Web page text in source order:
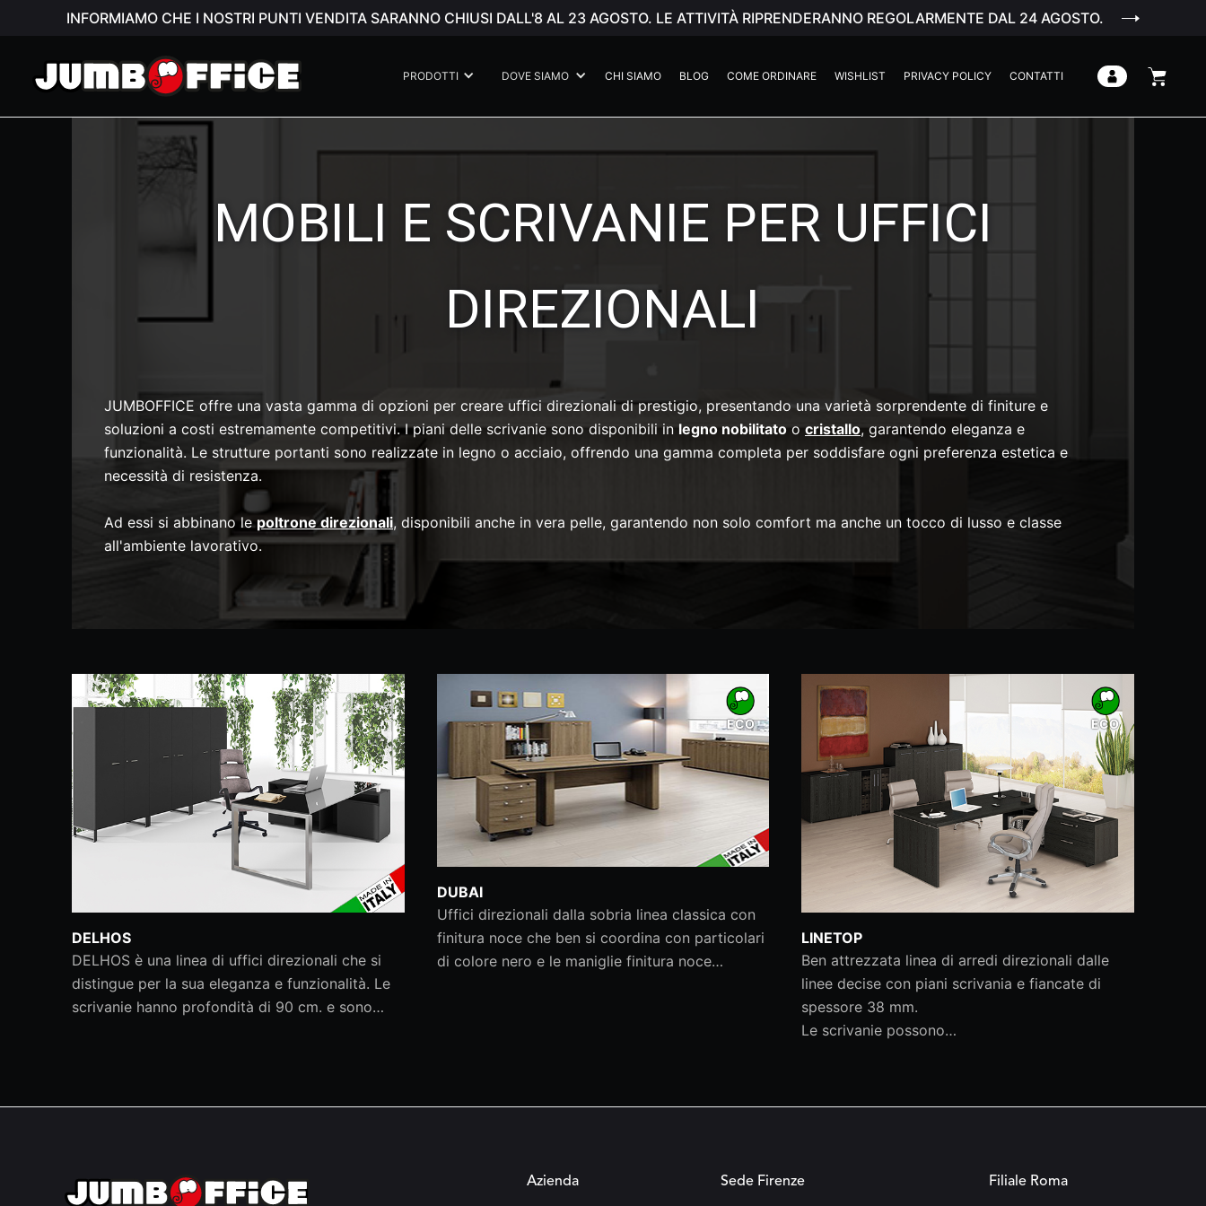
INFORMIAMO CHE I NOSTRI PUNTI VENDITA SARANNO CHIUSI DALL'8 AL 23 AGOSTO. LE ATTIVITÀ RIPRENDERANNO REGOLARMENTE DAL 24 AGOSTO.
PRODOTTI DOVE SIAMO CHI SIAMO BLOG COME ORDINARE WISHLIST PRIVACY POLICY CONTATTI
MOBILI E SCRIVANIE PER UFFICI
DIREZIONALI
JUMBOFFICE offre una vasta gamma di opzioni per creare uffici direzionali di prestigio, presentando una varietà sorprendente di finiture e
soluzioni a costi estremamente competitivi. I piani delle scrivanie sono disponibili inlegno nobilitatoocristallo, garantendo eleganza e
funzionalità. Le strutture portanti sono realizzate in legno o acciaio, offrendo una gamma completa per soddisfare ogni preferenza estetica e
necessità di resistenza.
Ad essi si abbinano lepoltrone direzionali, disponibili anche in vera pelle, garantendo non solo comfort ma anche un tocco di lusso e classe
all'ambiente lavorativo.
DELHOS
DELHOS è una linea di uffici direzionali che si
distingue per la sua eleganza e funzionalità. Le
scrivanie hanno profondità di 90 cm. e sono…
ECO
DUBAI
Uffici direzionali dalla sobria linea classica con
finitura noce che ben si coordina con particolari
di colore nero e le maniglie finitura noce…
ECO
LINETOP
Ben attrezzata linea di arredi direzionali dalle
linee decise con piani scrivania e fiancate di
spessore 38 mm.
Le scrivanie possono…
Azienda Sede Firenze Filiale Roma